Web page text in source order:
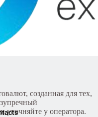
созданная для тех,
уточняйте у оператора.